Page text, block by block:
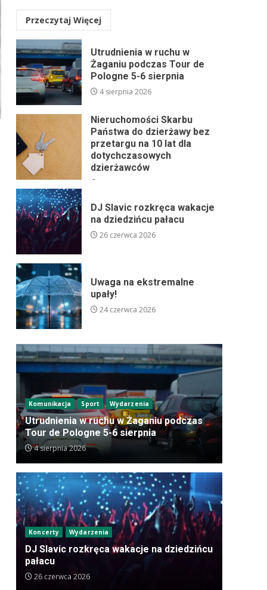
Przeczytaj Więcej
Utrudnienia w ruchu w
Żaganiu podczas Tour de
Pologne 5-6 sierpnia
4 sierpnia 2026
Nieruchomości Skarbu
Państwa do dzierżawy bez
przetargu na 10 lat dla
dotychczasowych
dzierżawców
DJ Slavic rozkręca wakacje
na dziedzińcu pałacu
26 czerwca 2026
Uwaga na ekstremalne
upały!
24 czerwca 2026
Komunikacja Sport Wydarzenia
Utrudnienia w ruchu w Żaganiu podczas
Tour de Pologne 5-6 sierpnia
4 sierpnia 2026
Koncerty Wydarzenia
DJ Slavic rozkręca wakacje na dziedzińcu
pałacu
26 czerwca 2026